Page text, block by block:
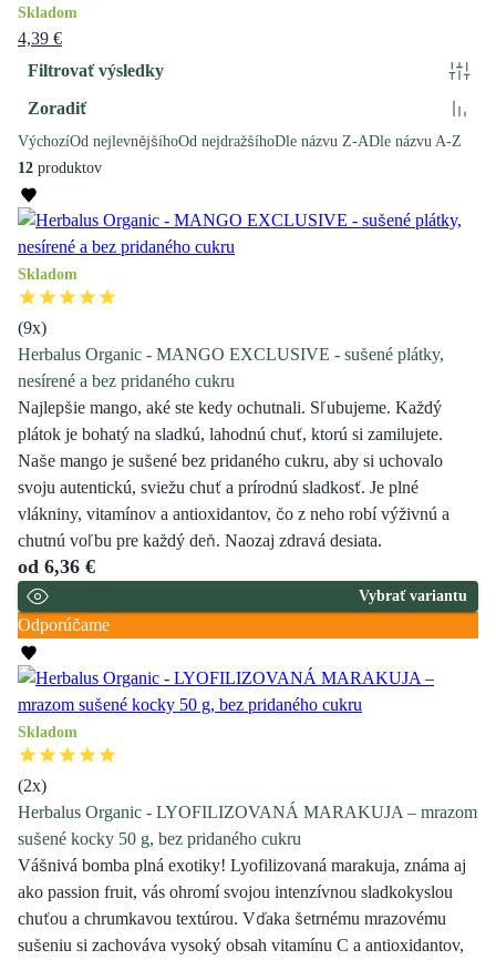
Skladom
4,39 €
Filtrovať výsledky
Zoradiť
VýchozíOd nejlevnějšíhoOd nejdražšíhoDle názvu Z-ADle názvu A-Z
12 produktov
Skladom
(9x)
Herbalus Organic - MANGO EXCLUSIVE - sušené plátky,
nesírené a bez pridaného cukru
Najlepšie mango, aké ste kedy ochutnali. Sľubujeme. Každý
plátok je bohatý na sladkú, lahodnú chuť, ktorú si zamilujete.
Naše mango je sušené bez pridaného cukru, aby si uchovalo
svoju autentickú, sviežu chuť a prírodnú sladkosť. Je plné
vlákniny, vitamínov a antioxidantov, čo z neho robí výživnú a
chutnú voľbu pre každý deň. Naozaj zdravá desiata.
od 6,36 €
Vybrať variantu
Odporúčame
Skladom
(2x)
Herbalus Organic - LYOFILIZOVANÁ MARAKUJA – mrazom
sušené kocky 50 g, bez pridaného cukru
Vášnivá bomba plná exotiky! Lyofilizovaná marakuja, známa aj
ako passion fruit, vás ohromí svojou intenzívnou sladkokyslou
chuťou a chrumkavou textúrou. Vďaka šetrnému mrazovému
sušeniu si zachováva vysoký obsah vitamínu C a antioxidantov,